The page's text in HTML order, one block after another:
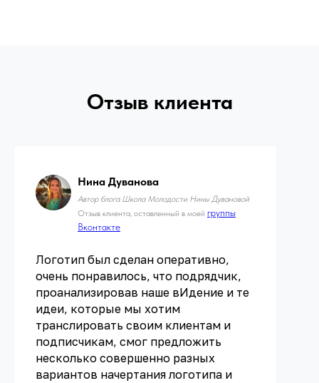
Отзыв клиента
Нина Дуванова
Автор блога Школа Молодости Нины Дувановой
Отзыв клиента, оставленный в моей группы
Вконтакте
Логотип был сделан оперативно,
очень понравилось, что подрядчик,
проанализировав наше вИдение и те
идеи, которые мы хотим
транслировать своим клиентам и
подписчикам, смог предложить
несколько совершенно разных
вариантов начертания логотипа и